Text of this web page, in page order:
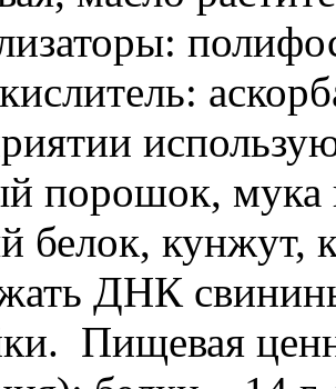
порошок, мука
белок, кунжут,
ДНК
Пищевая